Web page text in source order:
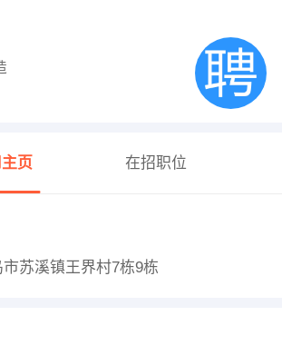
页 在招职位
苏溪镇王界村7栋9栋